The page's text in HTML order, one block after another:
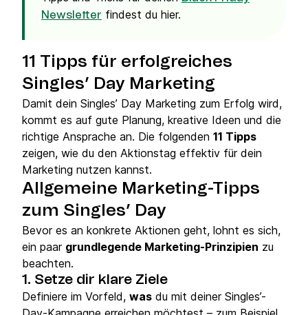
Newsletter findest du hier.
11 Tipps für erfolgreiches
Singles’ Day Marketing
Damit dein Singles’ Day Marketing zum Erfolg wird,
kommt es auf gute Planung, kreative Ideen und die
richtige Ansprache an. Die folgenden 11 Tipps
zeigen, wie du den Aktionstag effektiv für dein
Marketing nutzen kannst.
Allgemeine Marketing-Tipps
zum Singles’ Day
Bevor es an konkrete Aktionen geht, lohnt es sich,
ein paar grundlegende Marketing-Prinzipien zu
beachten.
1. Setze dir klare Ziele
Definiere im Vorfeld, was du mit deiner Singles’-